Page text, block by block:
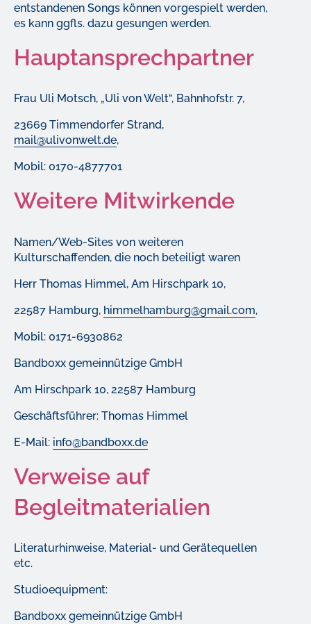
entstandenen Songs können vorgespielt werden,
es kann ggfls. dazu gesungen werden.
Hauptansprechpartner
Frau Uli Motsch, „Uli von Welt“, Bahnhofstr. 7,
23669 Timmendorfer Strand,
mail@ulivonwelt.de,
Mobil: 0170-4877701
Weitere Mitwirkende
Namen/Web-Sites von weiteren
Kulturschaffenden, die noch beteiligt waren
Herr Thomas Himmel, Am Hirschpark 10,
22587 Hamburg, himmelhamburg@gmail.com,
Mobil: 0171-6930862
Bandboxx gemeinnützige GmbH
Am Hirschpark 10, 22587 Hamburg
Geschäftsführer: Thomas Himmel
E-Mail: info@bandboxx.de
Verweise auf
Begleitmaterialien
Literaturhinweise, Material- und Gerätequellen
etc.
Studioequipment:
Bandboxx gemeinnützige GmbH